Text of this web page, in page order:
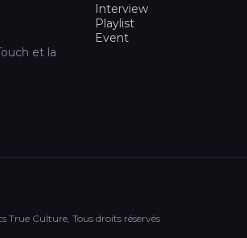
et la
Interview
Playlist
Event
True Culture, Tous droits réservés